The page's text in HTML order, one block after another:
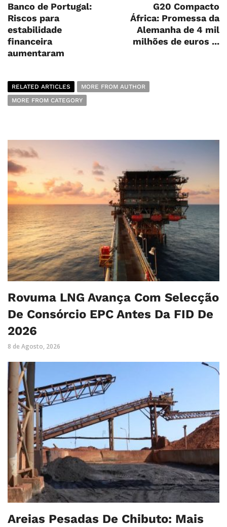
Banco de Portugal:
Riscos para
estabilidade
financeira
aumentaram
G20 Compacto
África: Promessa da
Alemanha de 4 mil
milhões de euros ...
RELATED ARTICLES
MORE FROM AUTHOR
MORE FROM CATEGORY
Rovuma LNG Avança Com Selecção
De Consórcio EPC Antes Da FID De
2026
8 de Agosto, 2026
Areias Pesadas De Chibuto: Mais